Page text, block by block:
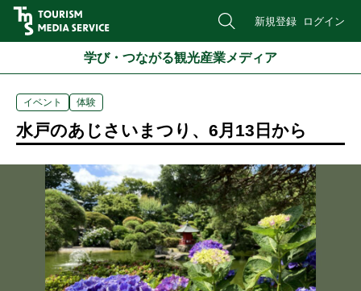
新規登録 ログイン
学び・つながる観光産業メディア
イベント 体験
水戸のあじさいまつり、6月13日から